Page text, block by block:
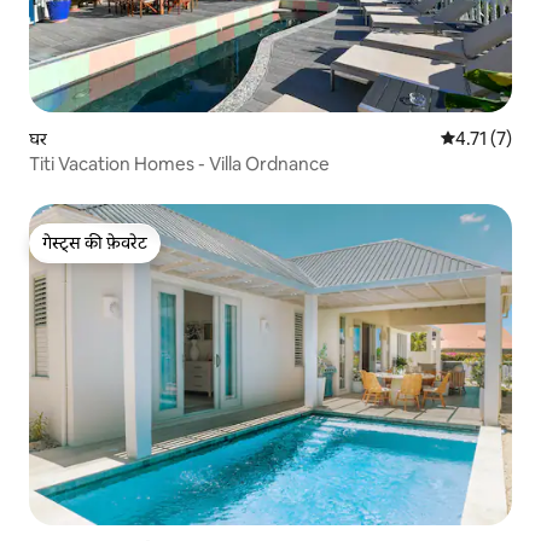
घर औसत रेटिंग 5
4.71 (7)
Titi Vacation Homes - Villa Ordnance
गेस्ट्स की फ़ेवरेट
गेस्ट्स की फ़ेवरेट